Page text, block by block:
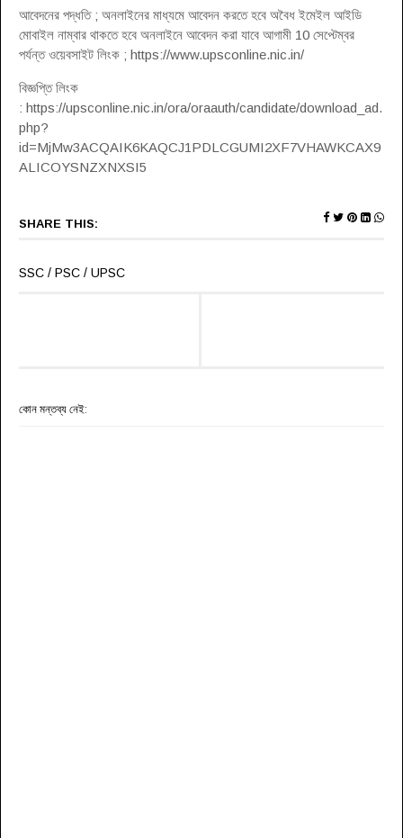
আবেদনের পদ্ধতি ; অনলাইনের মাধ্যমে আবেদন করতে হবে অবৈধ ইমেইল আইডি
মোবাইল নাম্বার থাকতে হবে অনলাইনে আবেদন করা যাবে আগামী 10 সেপ্টেম্বর
পর্যন্ত ওয়েবসাইট লিংক ; https://www.upsconline.nic.in/
বিজ্ঞপ্তি লিংক
: https://upsconline.nic.in/ora/oraauth/candidate/download_ad.
php?
id=MjMw3ACQAIK6KAQCJ1PDLCGUMI2XF7VHAWKCAX9
ALICOYSNZXNXSI5
SHARE THIS:
SSC / PSC / UPSC
কোন মন্তব্য নেই: